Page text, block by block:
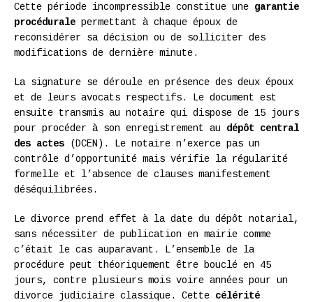
Cette période incompressible constitue une garantie
procédurale permettant à chaque époux de
reconsidérer sa décision ou de solliciter des
modifications de dernière minute.
La signature se déroule en présence des deux époux
et de leurs avocats respectifs. Le document est
ensuite transmis au notaire qui dispose de 15 jours
pour procéder à son enregistrement au dépôt central
des actes (DCEN). Le notaire n’exerce pas un
contrôle d’opportunité mais vérifie la régularité
formelle et l’absence de clauses manifestement
déséquilibrées.
Le divorce prend effet à la date du dépôt notarial,
sans nécessiter de publication en mairie comme
c’était le cas auparavant. L’ensemble de la
procédure peut théoriquement être bouclé en 45
jours, contre plusieurs mois voire années pour un
divorce judiciaire classique. Cette célérité